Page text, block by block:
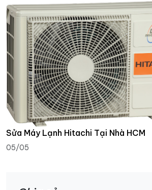
Sửa Máy Lạnh Hitachi Tại Nhà HCM
05/05